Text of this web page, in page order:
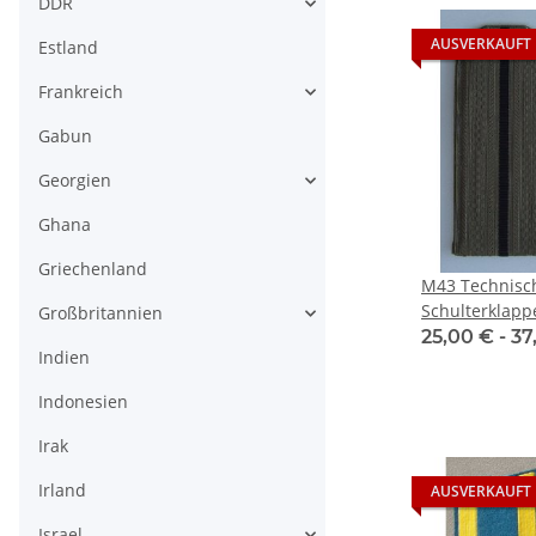
AUSVERKAUFT
M43
25,00 € -
AUSVERKAUFT
Estland
Frankreich
Gabun
Georgien
Ghana
Griechenland
Großbritannien
Indien
Indonesien
Irak
Irland